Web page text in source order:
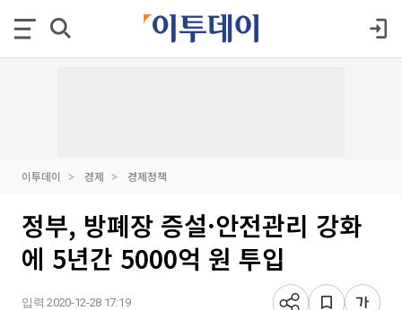
이투데이 경제 경제정책
정부, 방폐장 증설·안전관리 강화
에 5년간 5000억 원 투입
입력 2020-12-28 17:19